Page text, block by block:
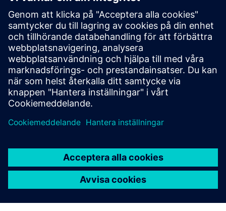
Katalog SICAM FSI
Profil SICAM FSI
Anbudsspecifikationer
SiePortal - Webbutik
SICAM FSI på SiePortal